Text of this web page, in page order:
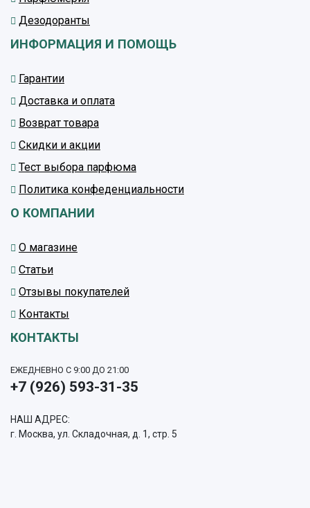
Дезодоранты
ИНФОРМАЦИЯ И ПОМОЩЬ
Гарантии
Доставка и оплата
Возврат товара
Скидки и акции
Тест выбора парфюма
Политика конфеденциальности
О КОМПАНИИ
О магазине
Статьи
Отзывы покупателей
Контакты
КОНТАКТЫ
ЕЖЕДНЕВНО С 9:00 ДО 21:00
+7 (926) 593-31-35
НАШ АДРЕС:
г. Москва, ул. Складочная, д. 1, стр. 5